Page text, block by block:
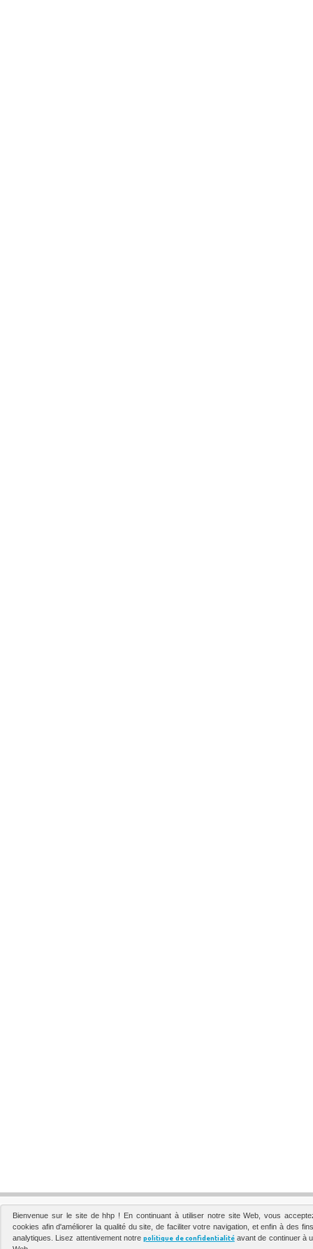
Bienvenue sur le site de hhp ! En continuant à utiliser notre site Web, vous
cookies afin d'améliorer la qualité du site, de faciliter votre navigation, et enfin à des
analytiques. Lisez attentivement notrepolitique de confidentialitéavant de continuer à